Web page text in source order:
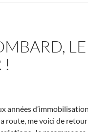
LE
!
années
route, me voici de